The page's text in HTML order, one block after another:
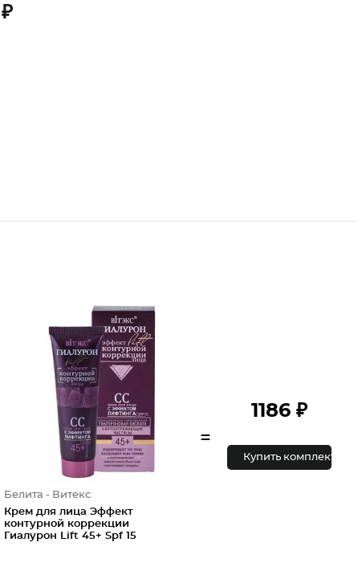
Белита - Витекс
Крем для лица Эффект
контурной коррекции
Гиалурон Lift 45+ Spf 15
=
1186 ₽
Купить комплект